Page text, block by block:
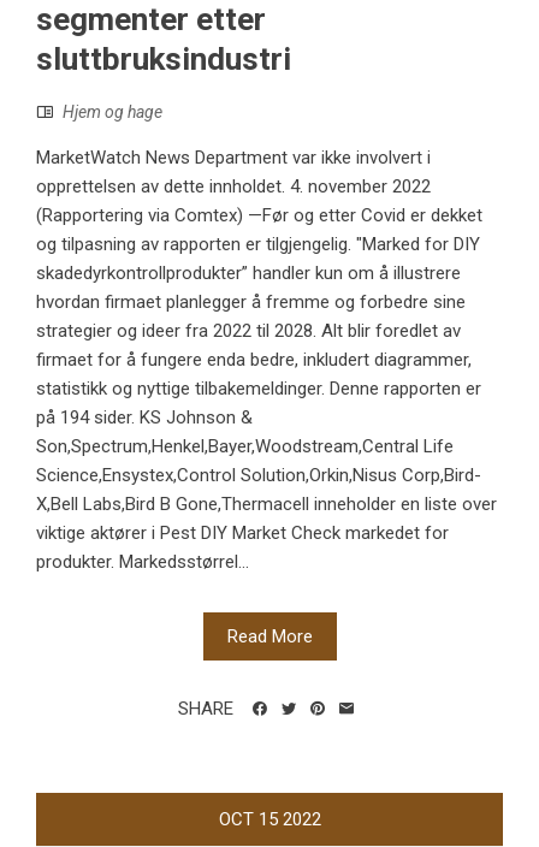
segmenter etter
sluttbruksindustri
Hjem og hage
MarketWatch News Department var ikke involvert i
opprettelsen av dette innholdet. 4. november 2022
(Rapportering via Comtex) —Før og etter Covid er dekket
og tilpasning av rapporten er tilgjengelig. "Marked for DIY
skadedyrkontrollprodukter” handler kun om å illustrere
hvordan firmaet planlegger å fremme og forbedre sine
strategier og ideer fra 2022 til 2028. Alt blir foredlet av
firmaet for å fungere enda bedre, inkludert diagrammer,
statistikk og nyttige tilbakemeldinger. Denne rapporten er
på 194 sider. KS Johnson &
Son,Spectrum,Henkel,Bayer,Woodstream,Central Life
Science,Ensystex,Control Solution,Orkin,Nisus Corp,Bird-
X,Bell Labs,Bird B Gone,Thermacell inneholder en liste over
viktige aktører i Pest DIY Market Check markedet for
produkter. Markedsstørrel...
Read More
SHARE
OCT 15 2022